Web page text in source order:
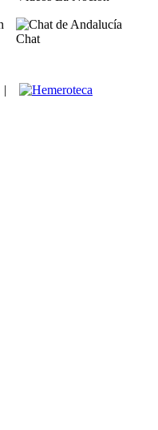
Chat
|